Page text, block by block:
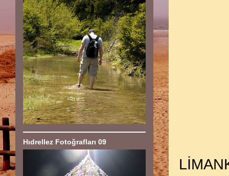
Hıdrellez Fotoğrafları 09